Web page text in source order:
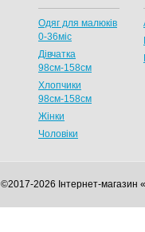
Одяг для малюків
0-36міс
Дівчатка
98cм-158см
Хлопчики
98см-158см
Жінки
Чоловіки
©2017-2026 Інтернет-магазин